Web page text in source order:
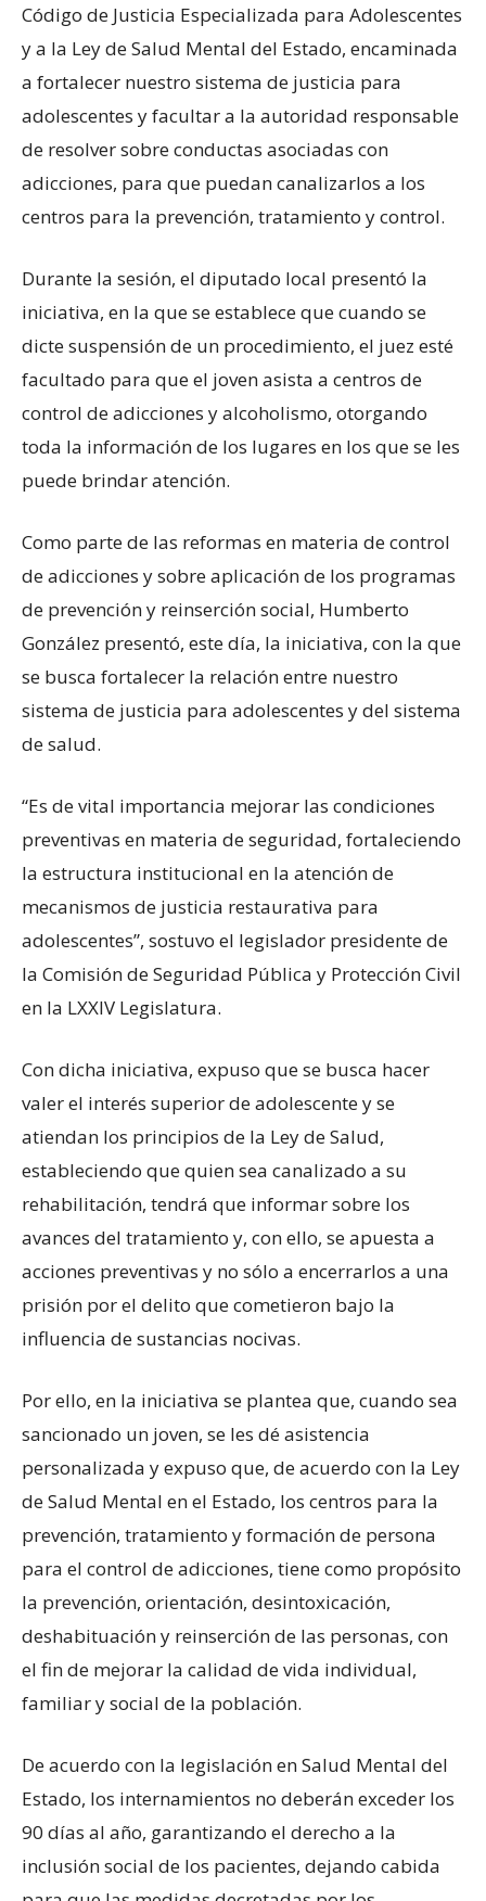
Código de Justicia Especializada para Adolescentes
y a la Ley de Salud Mental del Estado, encaminada
a fortalecer nuestro sistema de justicia para
adolescentes y facultar a la autoridad responsable
de resolver sobre conductas asociadas con
adicciones, para que puedan canalizarlos a los
centros para la prevención, tratamiento y control.
Durante la sesión, el diputado local presentó la
iniciativa, en la que se establece que cuando se
dicte suspensión de un procedimiento, el juez esté
facultado para que el joven asista a centros de
control de adicciones y alcoholismo, otorgando
toda la información de los lugares en los que se les
puede brindar atención.
Como parte de las reformas en materia de control
de adicciones y sobre aplicación de los programas
de prevención y reinserción social, Humberto
González presentó, este día, la iniciativa, con la que
se busca fortalecer la relación entre nuestro
sistema de justicia para adolescentes y del sistema
de salud.
“Es de vital importancia mejorar las condiciones
preventivas en materia de seguridad, fortaleciendo
la estructura institucional en la atención de
mecanismos de justicia restaurativa para
adolescentes”, sostuvo el legislador presidente de
la Comisión de Seguridad Pública y Protección Civil
en la LXXIV Legislatura.
Con dicha iniciativa, expuso que se busca hacer
valer el interés superior de adolescente y se
atiendan los principios de la Ley de Salud,
estableciendo que quien sea canalizado a su
rehabilitación, tendrá que informar sobre los
avances del tratamiento y, con ello, se apuesta a
acciones preventivas y no sólo a encerrarlos a una
prisión por el delito que cometieron bajo la
influencia de sustancias nocivas.
Por ello, en la iniciativa se plantea que, cuando sea
sancionado un joven, se les dé asistencia
personalizada y expuso que, de acuerdo con la Ley
de Salud Mental en el Estado, los centros para la
prevención, tratamiento y formación de persona
para el control de adicciones, tiene como propósito
la prevención, orientación, desintoxicación,
deshabituación y reinserción de las personas, con
el fin de mejorar la calidad de vida individual,
familiar y social de la población.
De acuerdo con la legislación en Salud Mental del
Estado, los internamientos no deberán exceder los
90 días al año, garantizando el derecho a la
inclusión social de los pacientes, dejando cabida